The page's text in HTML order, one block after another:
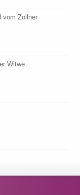
vom Zöllner
Witwe